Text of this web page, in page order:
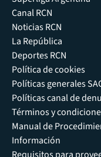
Canal RCN
Noticias RCN
La República
Deportes RCN
Política de cookies
Políticas generales
Políticas canal de
Términos y
Manual de
Información